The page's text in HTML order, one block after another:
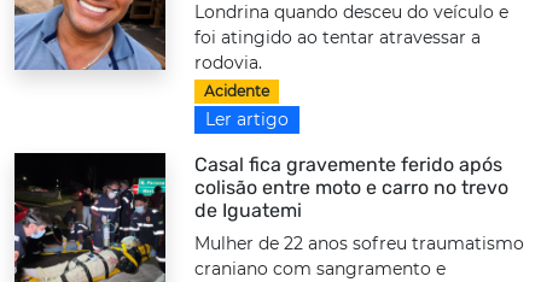
Londrina quando desceu do veículo e
foi atingido ao tentar atravessar a
rodovia.
Acidente
Ler artigo
Casal fica gravemente ferido após
colisão entre moto e carro no trevo
de Iguatemi
Mulher de 22 anos sofreu traumatismo
craniano com sangramento e